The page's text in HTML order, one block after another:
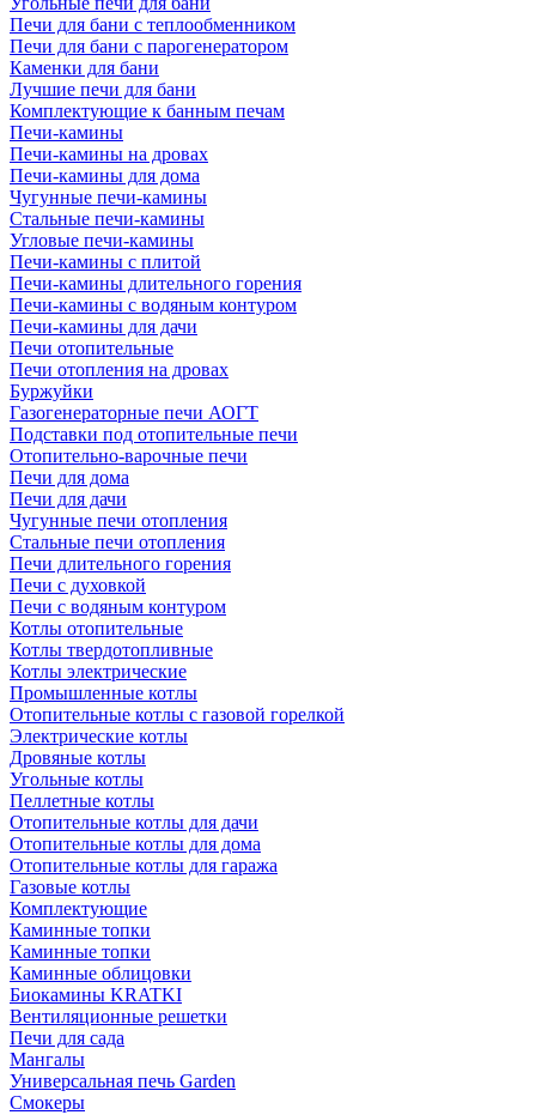
Печи для бани с теплообменником
Печи для бани с парогенератором
Каменки для бани
Лучшие печи для бани
Комплектующие к банным печам
Печи-камины
Печи-камины на дровах
Печи-камины для дома
Чугунные печи-камины
Стальные печи-камины
Угловые печи-камины
Печи-камины с плитой
Печи-камины длительного горения
Печи-камины с водяным контуром
Печи-камины для дачи
Печи отопительные
Печи отопления на дровах
Буржуйки
Газогенераторные печи АОГТ
Подставки под отопительные печи
Отопительно-варочные печи
Печи для дома
Печи для дачи
Чугунные печи отопления
Стальные печи отопления
Печи длительного горения
Печи с духовкой
Печи с водяным контуром
Котлы отопительные
Котлы твердотопливные
Котлы электрические
Промышленные котлы
Отопительные котлы с газовой горелкой
Электрические котлы
Дровяные котлы
Угольные котлы
Пеллетные котлы
Отопительные котлы для дачи
Отопительные котлы для дома
Отопительные котлы для гаража
Газовые котлы
Комплектующие
Каминные топки
Каминные топки
Каминные облицовки
Биокамины KRATKI
Вентиляционные решетки
Печи для сада
Мангалы
Универсальная печь Garden
Смокеры